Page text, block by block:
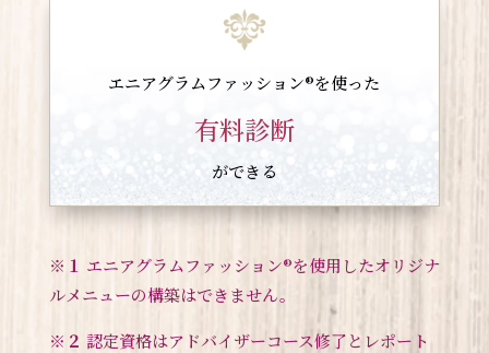
エニアグラムファッション®︎を使った
有料診断
ができる
※１ エニアグラムファッション®︎を使用したオリジナ
ルメニューの構築はできません。
※２ 認定資格はアドバイザーコース修了とレポート